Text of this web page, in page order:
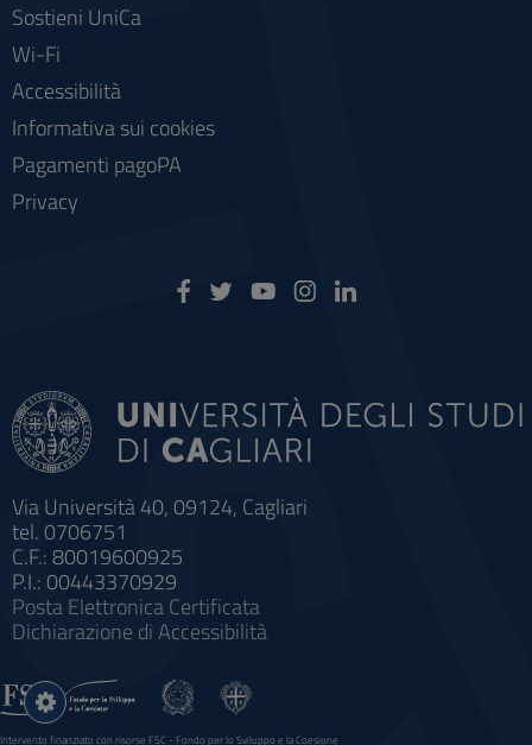
Via Università 40, 09124, Cagliari
tel. 0706751
C.F.: 80019600925
P.I.: 00443370929
Posta Elettronica Certificata
Dichiarazione di Accessibilità
Sostieni UniCa
Wi-Fi
Accessibilità
Informativa sui cookies
Pagamenti pagoPA
Privacy
Intervento finanziato con risorse FSC - Fondo per lo Sviluppo e la Coesione
Impostazioni
cookie